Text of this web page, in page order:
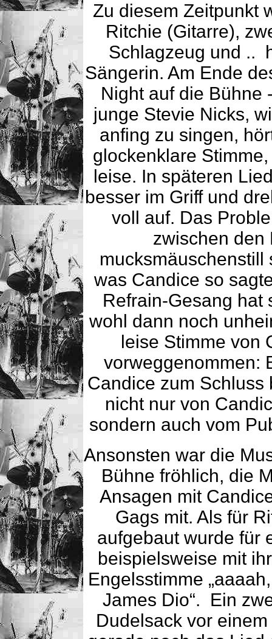
Zu diesem Zeitpunkt
Ritchie (Gitarre),
Schlagzeug und ..
Sängerin. Am Ende
Night auf die Bühne
junge Stevie Nicks,
anfing zu singen,
glockenklare
leise. In späteren
besser im Griff und
voll auf. Das
zwischen den
mucksmäuschenstill
was Candice so
Refrain-Gesang hat
wohl dann noch
leise Stimme von
vorweggenommen:
Candice zum
nicht nur von
sondern auch vom
Ansonsten war die
Bühne fröhlich, die
Ansagen mit
Gags mit. Als für
aufgebaut wurde für
beispielsweise mit
Engelsstimme
James Dio“. Ein
Dudelsack vor